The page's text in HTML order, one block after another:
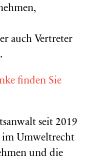
auch Vertreter
finden Sie
seit 2019
im Umweltrecht
und die